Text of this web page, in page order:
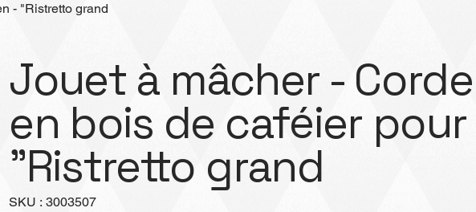
- "Ristretto grand
Jouet à mâcher -
en bois de caféier
"Ristretto grand
SKU : SKU
3003507
3003507